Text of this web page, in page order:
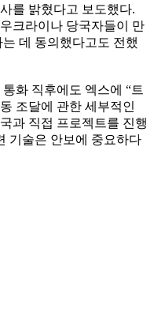
를 밝혔다고 보도했다.
크라이나 당국자들이 만
데 동의했다고도 전했
화 직후에도 엑스에 “트
조달에 관한 세부적인
과 직접 프로젝트를 진행
기술은 안보에 중요하다